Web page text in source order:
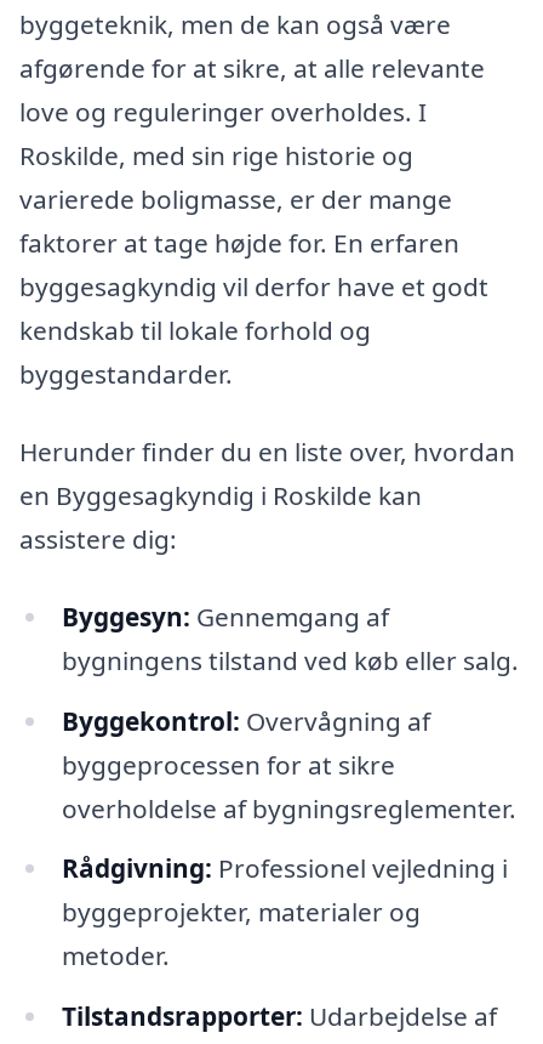
byggeteknik, men de kan også være
afgørende for at sikre, at alle relevante
love og reguleringer overholdes. I
Roskilde, med sin rige historie og
varierede boligmasse, er der mange
faktorer at tage højde for. En erfaren
byggesagkyndig vil derfor have et godt
kendskab til lokale forhold og
byggestandarder.
Herunder finder du en liste over, hvordan
en Byggesagkyndig i Roskilde kan
assistere dig:
Byggesyn: Gennemgang af
bygningens tilstand ved køb eller salg.
Byggekontrol: Overvågning af
byggeprocessen for at sikre
overholdelse af bygningsreglementer.
Rådgivning: Professionel vejledning i
byggeprojekter, materialer og
metoder.
Tilstandsrapporter: Udarbejdelse af